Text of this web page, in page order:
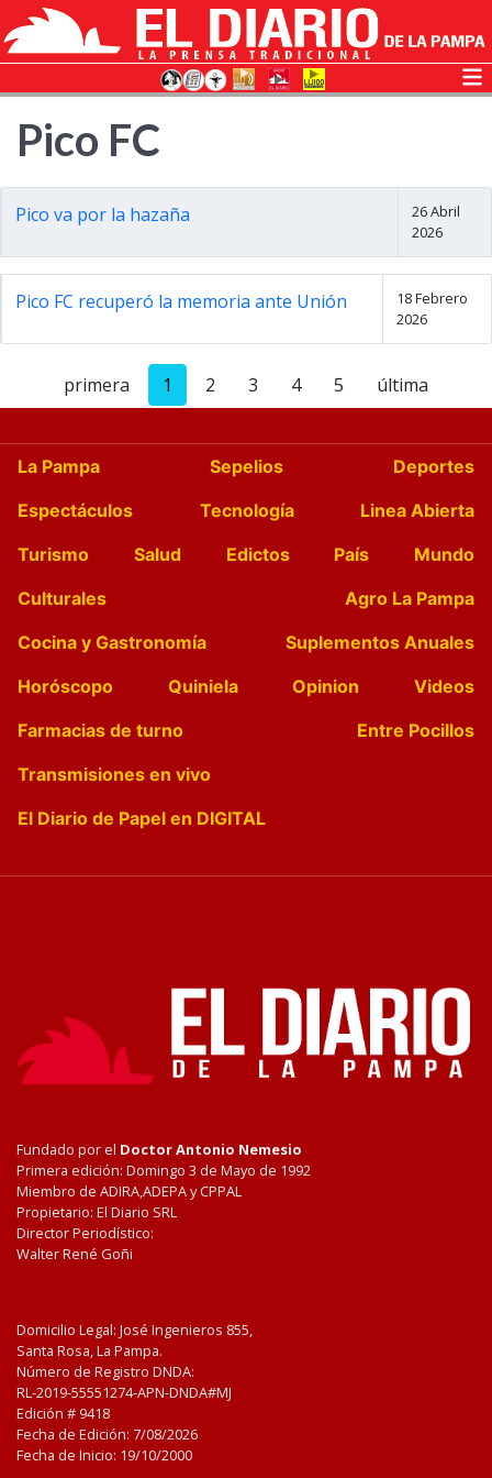
Pico FC
Pico va por la hazaña
26 Abril
2026
Pico FC recuperó la memoria ante Unión
18 Febrero
2026
primera 1 2 3 4 5 última
La Pampa Sepelios
Deportes
Espectáculos
Tecnología
Linea Abierta
Turismo
Salud Edictos País
Mundo
Culturales
Agro La Pampa
Cocina y Gastronomía
Suplementos Anuales
Horóscopo
Quiniela Opinion
Videos
Farmacias de turno
Entre Pocillos
Transmisiones en vivo
El Diario de Papel en DIGITAL
Fundado por el Doctor Antonio Nemesio
Primera edición: Domingo 3 de Mayo de 1992
Miembro de ADIRA,ADEPA y CPPAL
Propietario: El Diario SRL
Director Periodístico:
Walter René Goñi
Domicilio Legal: José Ingenieros 855,
Santa Rosa, La Pampa.
Número de Registro DNDA:
RL-2019-55551274-APN-DNDA#MJ
Edición # 9418
Fecha de Edición: 7/08/2026
Fecha de Inicio: 19/10/2000